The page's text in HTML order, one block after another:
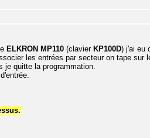
ELKRON MP110 (clavier KP100D) j'ai eu
les entrées par secteur on tape sur
je quitte la programmation.